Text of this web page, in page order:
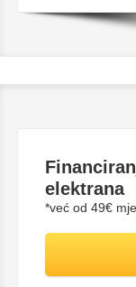
elektrana
*već od 49€